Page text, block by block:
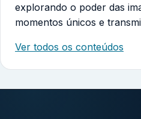
explorando o poder das
momentos únicos e
Ver todos os conteúdos